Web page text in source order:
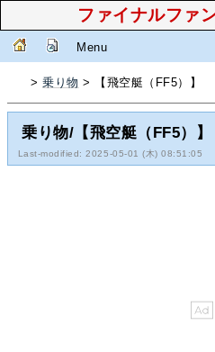
ファイナルファ
Menu
>乗り物 > 【飛空艇（FF5）】
乗り物/【飛空艇（FF5）】
Last-modified: 2025-05-01 (木) 08:51:05